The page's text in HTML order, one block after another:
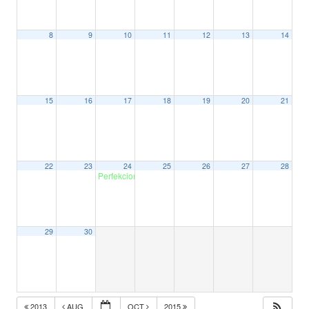
8 9 10 11 12 13 14
15 16 17 18 19 20 21
22 23 24
Perfekcionizam
25 26 27 28
29 30
2013 AUG OCT 2015